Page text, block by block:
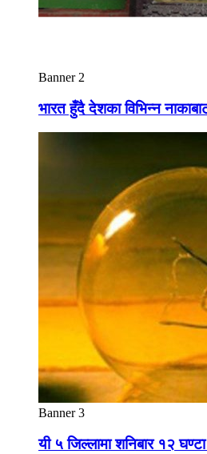
Banner 2
भारत हुँदै देशका विभिन्न
Banner 3
यी ५ जिल्लामा शनिबार १२